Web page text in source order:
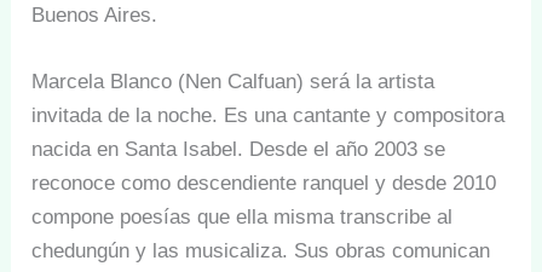
Buenos Aires.
Marcela Blanco (Nen Calfuan) será la artista
invitada de la noche. Es una cantante y compositora
nacida en Santa Isabel. Desde el año 2003 se
reconoce como descendiente ranquel y desde 2010
compone poesías que ella misma transcribe al
chedungún y las musicaliza. Sus obras comunican